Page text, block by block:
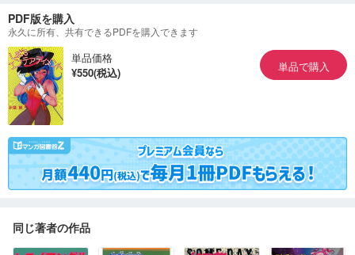
PDF版を購入
永久に所有、共有できるPDFを購入できます
単品価格
¥550(税込)
単品で購入
同じ著者の作品